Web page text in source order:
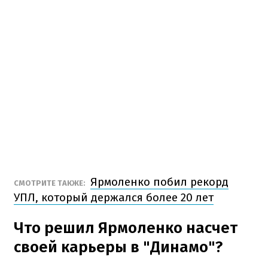
СМОТРИТЕ ТАКЖЕ:
Ярмоленко побил рекорд
УПЛ, который держался более 20 лет
Что решил Ярмоленко насчет
своей карьеры в "Динамо"?